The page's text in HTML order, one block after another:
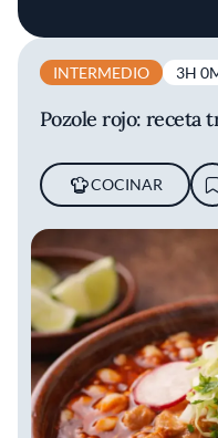
INTERMEDIO 3H
Pozole rojo: receta
COCINAR